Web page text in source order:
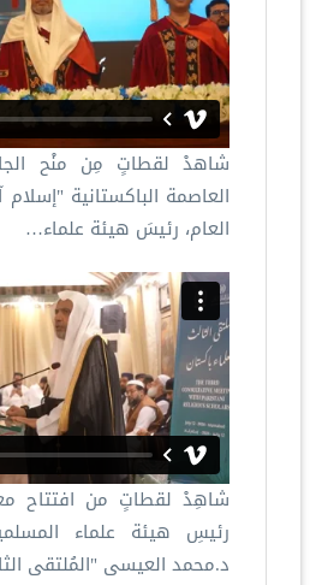
شاهدْ لقطاتٍ مِن منْح
العاصمة الباكستانية "إسلام
العام، رئيسَ هيئة علماء…
شاهِدْ لقطاتٍ من افتتاح
رئيسِ هيئة علماء
د.محمد العيسى "المُلتقى